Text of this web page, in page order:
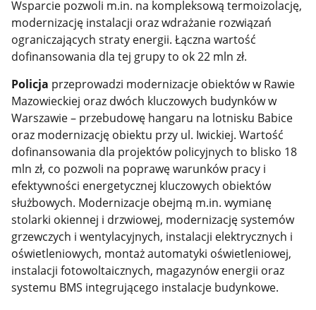
Wsparcie pozwoli m.in. na kompleksową termoizolację,
modernizację instalacji oraz wdrażanie rozwiązań
ograniczających straty energii. Łączna wartość
dofinansowania dla tej grupy to ok 22 mln zł.
Policja przeprowadzi modernizacje obiektów w Rawie
Mazowieckiej oraz dwóch kluczowych budynków w
Warszawie – przebudowę hangaru na lotnisku Babice
oraz modernizację obiektu przy ul. Iwickiej. Wartość
dofinansowania dla projektów policyjnych to blisko 18
mln zł, co pozwoli na poprawę warunków pracy i
efektywności energetycznej kluczowych obiektów
służbowych. Modernizacje obejmą m.in. wymianę
stolarki okiennej i drzwiowej, modernizację systemów
grzewczych i wentylacyjnych, instalacji elektrycznych i
oświetleniowych, montaż automatyki oświetleniowej,
instalacji fotowoltaicznych, magazynów energii oraz
systemu BMS integrującego instalacje budynkowe.